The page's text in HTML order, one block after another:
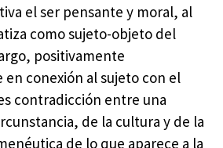
el ser pensante y moral, al
como sujeto-objeto del
positivamente
conexión al sujeto con el
contradicción entre una
de la cultura y de la
de lo que aparece a la